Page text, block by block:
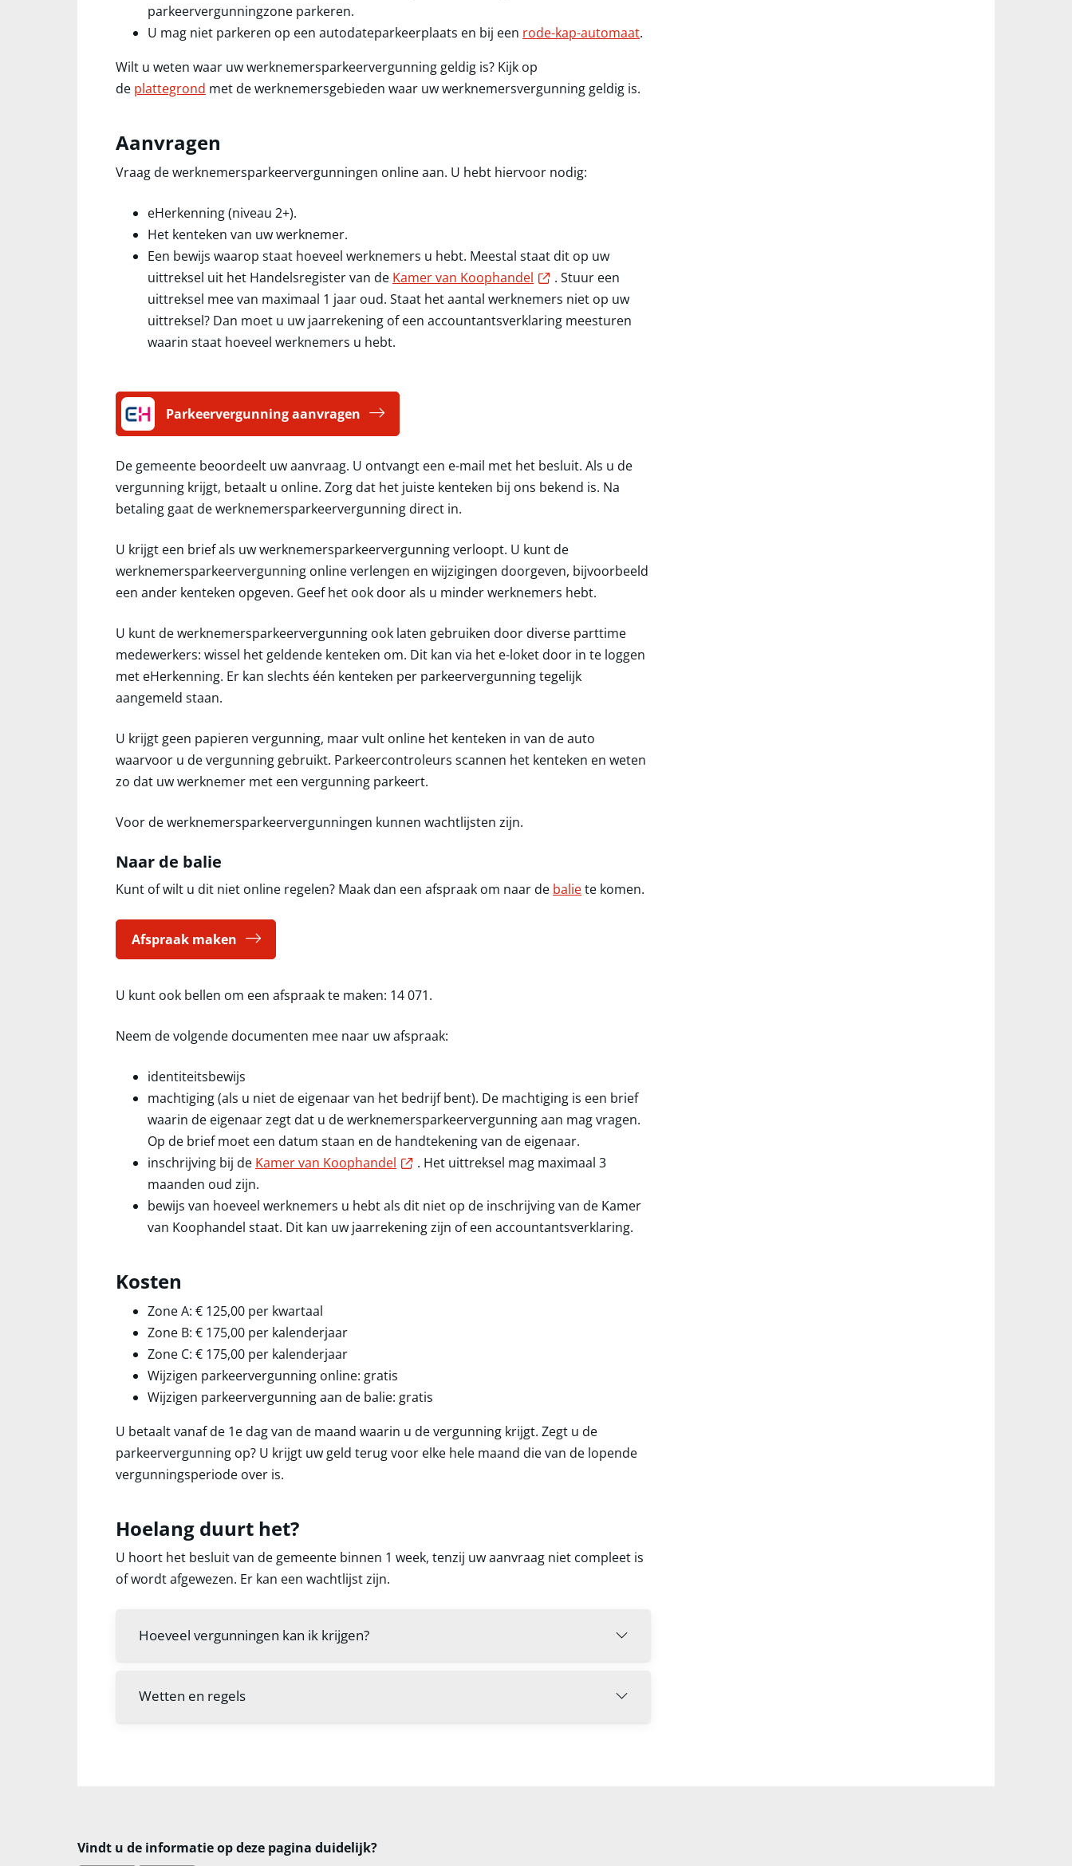
parkeervergunningzone parkeren.
U mag niet parkeren op een autodateparkeerplaats en bij een rode-kap-automaat.
Wilt u weten waar uw werknemersparkeervergunning geldig is? Kijk op
de plattegrond met de werknemersgebieden waar uw werknemersvergunning geldig is.
Aanvragen
Vraag de werknemersparkeervergunningen online aan. U hebt hiervoor nodig:
eHerkenning (niveau 2+).
Het kenteken van uw werknemer.
Een bewijs waarop staat hoeveel werknemers u hebt. Meestal staat dit op uw
uittreksel uit het Handelsregister van de Kamer van Koophandel Externe link
. Stuur een
uittreksel mee van maximaal 1 jaar oud. Staat het aantal werknemers niet op uw
uittreksel? Dan moet u uw jaarrekening of een accountantsverklaring meesturen
waarin staat hoeveel werknemers u hebt.
Parkeervergunning aanvragen
De gemeente beoordeelt uw aanvraag. U ontvangt een e-mail met het besluit. Als u de
vergunning krijgt, betaalt u online. Zorg dat het juiste kenteken bij ons bekend is. Na
betaling gaat de werknemersparkeervergunning direct in.
U krijgt een brief als uw werknemersparkeervergunning verloopt. U kunt de
werknemersparkeervergunning online verlengen en wijzigingen doorgeven, bijvoorbeeld
een ander kenteken opgeven. Geef het ook door als u minder werknemers hebt.
U kunt de werknemersparkeervergunning ook laten gebruiken door diverse parttime
medewerkers: wissel het geldende kenteken om. Dit kan via het e-loket door in te loggen
met eHerkenning. Er kan slechts één kenteken per parkeervergunning tegelijk
aangemeld staan.
U krijgt geen papieren vergunning, maar vult online het kenteken in van de auto
waarvoor u de vergunning gebruikt. Parkeercontroleurs scannen het kenteken en weten
zo dat uw werknemer met een vergunning parkeert.
Voor de werknemersparkeervergunningen kunnen wachtlijsten zijn.
Naar de balie
Kunt of wilt u dit niet online regelen? Maak dan een afspraak om naar de baliete komen.
Afspraak maken
U kunt ook bellen om een afspraak te maken: 14 071.
Neem de volgende documenten mee naar uw afspraak:
identiteitsbewijs
machtiging (als u niet de eigenaar van het bedrijf bent). De machtiging is een brief
waarin de eigenaar zegt dat u de werknemersparkeervergunning aan mag vragen.
Op de brief moet een datum staan en de handtekening van de eigenaar.
inschrijving bij de Kamer van Koophandel Externe link
. Het uittreksel mag maximaal 3
maanden oud zijn.
bewijs van hoeveel werknemers u hebt als dit niet op de inschrijving van de Kamer
van Koophandel staat. Dit kan uw jaarrekening zijn of een accountantsverklaring.
Kosten
Zone A: € 125,00 per kwartaal
Zone B: € 175,00 per kalenderjaar
Zone C: € 175,00 per kalenderjaar
Wijzigen parkeervergunning online: gratis
Wijzigen parkeervergunning aan de balie: gratis
U betaalt vanaf de 1e dag van de maand waarin u de vergunning krijgt. Zegt u de
parkeervergunning op? U krijgt uw geld terug voor elke hele maand die van de lopende
vergunningsperiode over is.
Hoelang duurt het?
U hoort het besluit van de gemeente binnen 1 week, tenzij uw aanvraag niet compleet is
of wordt afgewezen. Er kan een wachtlijst zijn.
Hoeveel vergunningen kan ik krijgen?
Wetten en regels
Vindt u de informatie op deze pagina duidelijk?